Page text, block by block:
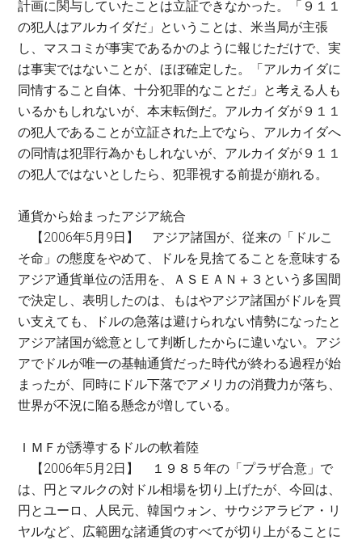
計画に関与していたことは立証できなかった。「９１１
の犯人はアルカイダだ」ということは、米当局が主張
し、マスコミが事実であるかのように報じただけで、実
は事実ではないことが、ほぼ確定した。「アルカイダに
同情すること自体、十分犯罪的なことだ」と考える人も
いるかもしれないが、本末転倒だ。アルカイダが９１１
の犯人であることが立証された上でなら、アルカイダへ
の同情は犯罪行為かもしれないが、アルカイダが９１１
の犯人ではないとしたら、犯罪視する前提が崩れる。
通貨から始まったアジア統合
【2006年5月9日】 アジア諸国が、従来の「ドルこ
そ命」の態度をやめて、ドルを見捨てることを意味する
アジア通貨単位の活用を、ＡＳＥＡＮ＋３という多国間
で決定し、表明したのは、もはやアジア諸国がドルを買
い支えても、ドルの急落は避けられない情勢になったと
アジア諸国が総意として判断したからに違いない。アジ
アでドルが唯一の基軸通貨だった時代が終わる過程が始
まったが、同時にドル下落でアメリカの消費力が落ち、
世界が不況に陥る懸念が増している。
ＩＭＦが誘導するドルの軟着陸
【2006年5月2日】 １９８５年の「プラザ合意」で
は、円とマルクの対ドル相場を切り上げたが、今回は、
円とユーロ、人民元、韓国ウォン、サウジアラビア・リ
ヤルなど、広範囲な諸通貨のすべてが切り上がることに